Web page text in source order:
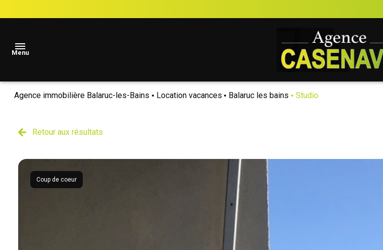
Menu
Locations
locations
annuelles
Agence immobilière Balaruc-les-Bains Location vacances Balaruc les bains Studio
Retour aux résultats
Coup de coeur